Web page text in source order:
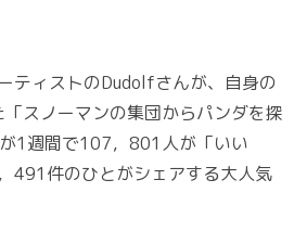
ティストのDudolfさんが、自身の
スノーマンの集団からパンダを探
1週間で107，801人が「いい
491件のひとがシェアする大人気